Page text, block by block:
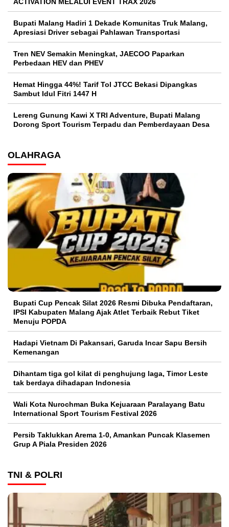
Bupati Malang Hadiri 1 Dekade Komunitas Truk Malang,
Apresiasi Driver sebagai Pahlawan Transportasi
Tren NEV Semakin Meningkat, JAECOO Paparkan
Perbedaan HEV dan PHEV
Hemat Hingga 44%! Tarif Tol JTCC Bekasi Dipangkas
Sambut Idul Fitri 1447 H
Lereng Gunung Kawi X TRI Adventure, Bupati Malang
Dorong Sport Tourism Terpadu dan Pemberdayaan Desa
OLAHRAGA
Bupati Cup Pencak Silat 2026 Resmi Dibuka Pendaftaran,
IPSI Kabupaten Malang Ajak Atlet Terbaik Rebut Tiket
Menuju POPDA
Hadapi Vietnam Di Pakansari, Garuda Incar Sapu Bersih
Kemenangan
Dihantam tiga gol kilat di penghujung laga, Timor Leste
tak berdaya dihadapan Indonesia
Wali Kota Nurochman Buka Kejuaraan Paralayang Batu
International Sport Tourism Festival 2026
Persib Taklukkan Arema 1-0, Amankan Puncak Klasemen
Grup A Piala Presiden 2026
TNI & POLRI